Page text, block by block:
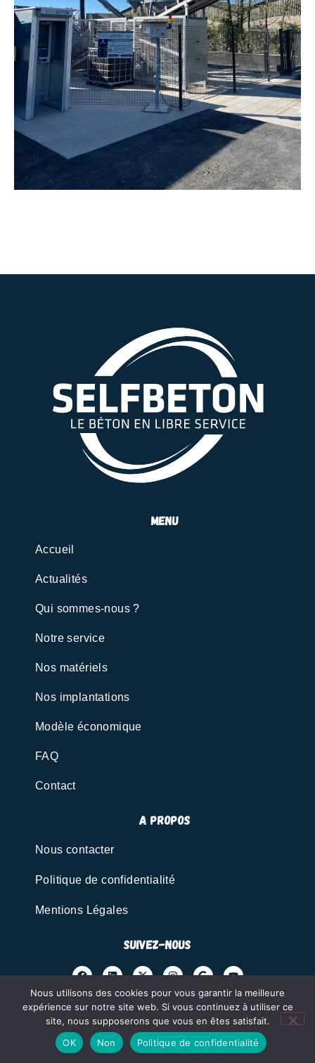
menu
Accueil
Actualités
Qui sommes-nous ?
Notre service
Nos matériels
Nos implantations
Modèle économique
FAQ
Contact
A propos
Nous contacter
Politique de confidentialité
Mentions Légales
Suivez-nous
@ 2026 - SELFBETON | Tous Droits Réservés
Nous utilisons des cookies pour vous garantir la meilleure
expérience sur notre site web. Si vous continuez à utiliser ce
site, nous supposerons que vous en êtes satisfait.
OK
Non Politique de confidentialité